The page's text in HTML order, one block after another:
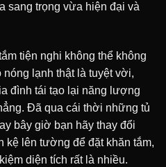
sang trọng vừa hiện đại và
tiện nghi không thể không
lạnh thật là tuyệt vời,
đình tái tạo lại năng lượng
Đã qua cái thời những tủ
bây giờ bạn hãy thay đổi
kệ lên tường để đặt khăn tắm,
diện tích rất là nhiều.